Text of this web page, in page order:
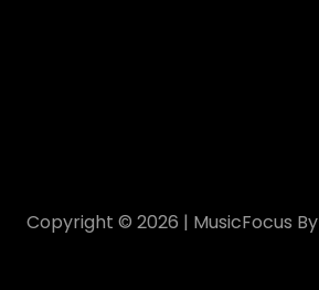
Copyright © 2026 | MusicFocus By